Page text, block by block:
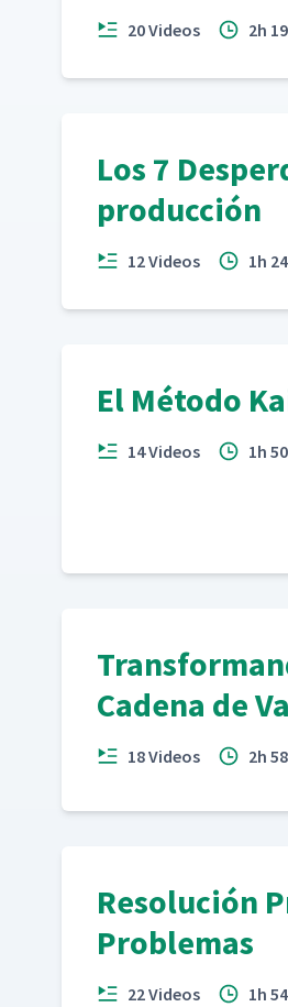
20 Videos 2h
Los 7
producción
12 Videos 1h
El Método
14 Videos 1h
Cadena de
18 Videos 2h
Resolución
Problemas
22 Videos 1h